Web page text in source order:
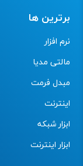
برترین ها
نرم افزار
مالتی مدیا
مبدل فرمت
اینترنت
ابزار شبکه
ابزار اینترنت